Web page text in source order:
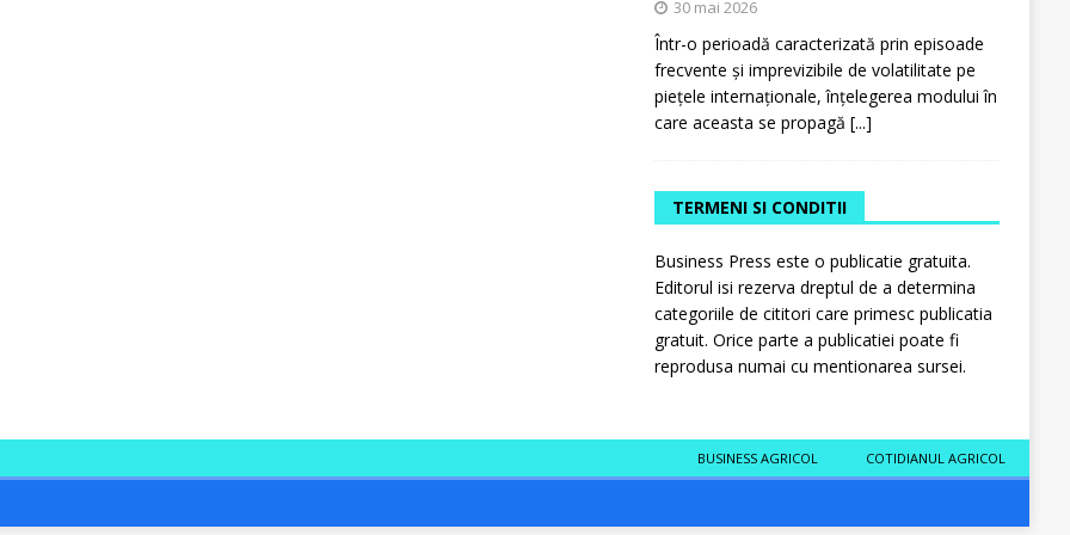
30 mai 2026
Într-o perioadă caracterizată prin episoade
frecvente și imprevizibile de volatilitate pe
piețele internaționale, înțelegerea modului în
care aceasta se propagă [...]
TERMENI SI CONDITII
Business Press este o publicatie gratuita.
Editorul isi rezerva dreptul de a determina
categoriile de cititori care primesc publicatia
gratuit. Orice parte a publicatiei poate fi
reprodusa numai cu mentionarea sursei.
BUSINESS AGRICOL COTIDIANUL AGRICOL